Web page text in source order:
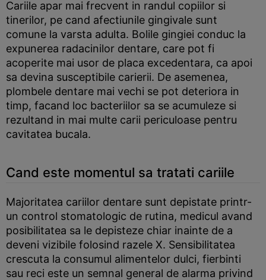
Cariile apar mai frecvent in randul copiilor si
tinerilor, pe cand afectiunile gingivale sunt
comune la varsta adulta. Bolile gingiei conduc la
expunerea radacinilor dentare, care pot fi
acoperite mai usor de placa excedentara, ca apoi
sa devina susceptibile carierii. De asemenea,
plombele dentare mai vechi se pot deteriora in
timp, facand loc bacteriilor sa se acumuleze si
rezultand in mai multe carii periculoase pentru
cavitatea bucala.
Cand este momentul sa tratati cariile
Majoritatea cariilor dentare sunt depistate printr-
un control stomatologic de rutina, medicul avand
posibilitatea sa le depisteze chiar inainte de a
deveni vizibile folosind razele X. Sensibilitatea
crescuta la consumul alimentelor dulci, fierbinti
sau reci este un semnal general de alarma privind